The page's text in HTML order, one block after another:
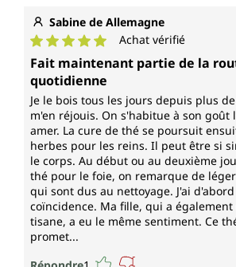
Sabine de Allemagne
Note moyenne de 5 sur 5 étoiles
Achat vérifié
Fait maintenant partie de la
quotidienne
Je le bois tous les jours depuis plus
m'en réjouis. On s'habitue à son goût
amer. La cure de thé se poursuit
herbes pour les reins. Il peut être si
le corps. Au début ou au deuxième
thé pour le foie, on remarque de
qui sont dus au nettoyage. J'ai
coïncidence. Ma fille, qui a également
tisane, a eu le même sentiment. Ce
promet...